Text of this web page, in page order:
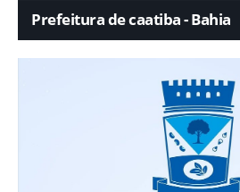
Prefeitura de caatiba - Bahia